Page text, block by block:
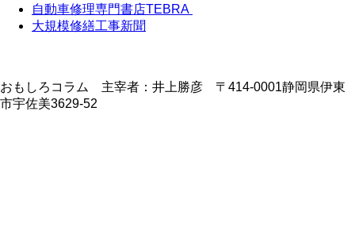
自動車修理専門書店TEBRA
大規模修繕工事新聞
おもしろコラム 主宰者：井上勝彦 〒414-0001静岡県伊東
市宇佐美3629-52